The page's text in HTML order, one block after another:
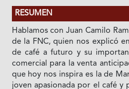
RESUMEN
Hablamos con Juan Camilo
de la FNC, quien nos explicó
de café a futuro y su
comercial para la venta
que hoy nos inspira es la de
joven apasionada por el café y